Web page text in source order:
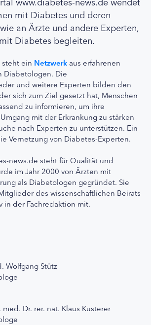
mit Diabetes und deren
an Ärzte und andere Experten,
Diabetes begleiten.
steht ein Netzwerk aus erfahrenen
Diabetologen. Die
und weitere Experten bilden den
sich zum Ziel gesetzt hat, Menschen
zu informieren, um ihre
mit der Erkrankung zu stärken
nach Experten zu unterstützen. Ein
Vernetzung von Diabetes-Experten.
news.de steht für Qualität und
im Jahr 2000 von Ärzten mit
als Diabetologen gegründet. Sie
des wissenschaftlichen Beirats
in der Fachredaktion mit.
Wolfgang Stütz
med. Dr. rer. nat. Klaus Kusterer